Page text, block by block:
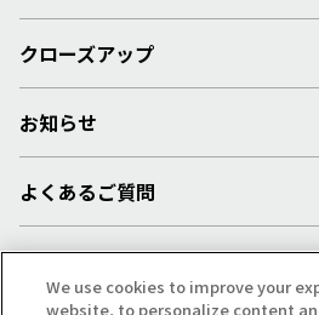
クローズアップ
お知らせ
よくあるご質問
採用情報
We use cookies to improve your
website, to personalize content